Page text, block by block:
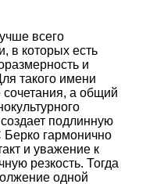
всего
в которых есть
и
такого имени
а общий
подлинную
гармонично
и уважение к
резкость. Тогда
одной